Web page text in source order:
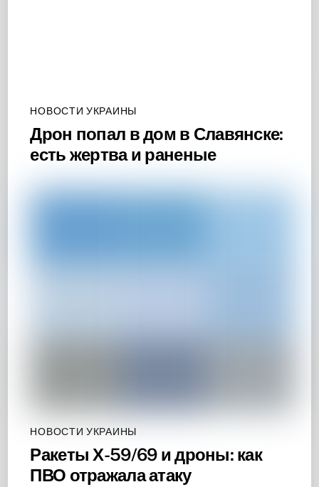
НОВОСТИ УКРАИНЫ
Дрон попал в дом в Славянске:
есть жертва и раненые
НОВОСТИ УКРАИНЫ
Ракеты Х-59/69 и дроны: как
ПВО отражала атаку